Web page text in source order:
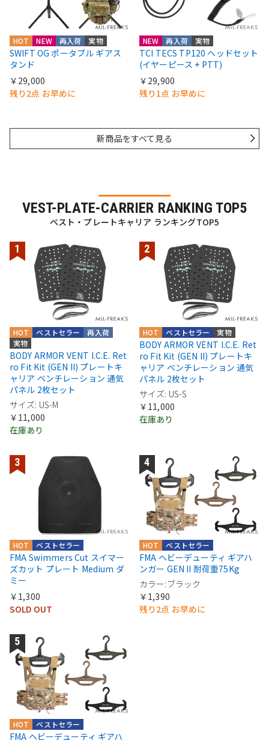
HOT NEW 再入荷 実物
SWIFT OG ポータブル ギアス
タンド
￥29,000
残り2点 お早めに
NEW 再入荷 実物
TCI TECS TP120 ヘッドセット
(イヤーピース + PTT)
￥29,900
残り1点 お早めに
新商品をすべて見る
VEST-PLATE-CARRIER RANKING TOP5
ベスト・プレートキャリア ランキングTOP5
実物
再入荷
ベストセラー
HOT
BODY ARMOR VENT I.C.E. Ret
ro Fit Kit (GEN II) プレートキ
ャリア ベンチレーション 通気
パネル 2枚セット
サイズ: US-M
￥11,000
在庫あり
実物
ベストセラー
HOT
BODY ARMOR VENT I.C.E. Ret
ro Fit Kit (GEN II) プレートキ
ャリア ベンチレーション 通気
パネル 2枚セット
サイズ: US-S
￥11,000
在庫あり
ベストセラー
HOT
FMA Swimmers Cut スイマー
ズカット プレート Medium ダ
ミー
￥1,300
SOLD OUT
ベストセラー
HOT
FMA ヘビーデューティ ギアハ
ンガー GEN II 耐荷重75Kg
カラー:ブラック
￥1,390
残り2点 お早めに
ベストセラー
HOT
FMA ヘビーデューティ ギアハ